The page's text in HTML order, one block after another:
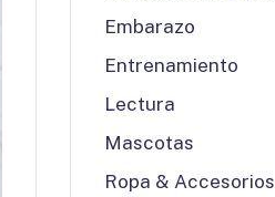
Embarazo
Entrenamiento
Lectura
Mascotas
Ropa & Accesorios